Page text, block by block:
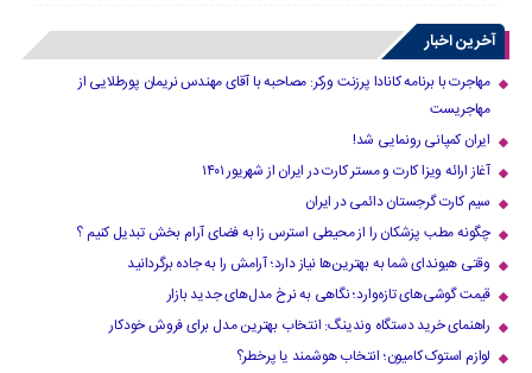
آخرین اخبار
مهاجرت با برنامه کانادا پرزنت ورکر: مصاحبه با آقای مهندس نریمان پورطلایی از
مهاجریست
ایران کمپانی رونمایی شد!
آغاز ارائه ویزا کارت و مستر کارت در ایران از شهریور ۱۴۰۱
سیم کارت گرجستان دائمی در ایران
چگونه مطب پزشکان را از محیطی استرس زا به فضای آرام بخش تبدیل کنیم ؟
وقتی هیوندای شما به بهترین‌ها نیاز دارد؛ آرامش را به جاده برگردانید
قیمت گوشی‌های تازه‌وارد؛ نگاهی به نرخ مدل‌های جدید بازار
راهنمای خرید دستگاه وندینگ: انتخاب بهترین مدل برای فروش خودکار
لوازم استوک کامیون؛ انتخاب هوشمند یا پرخطر؟